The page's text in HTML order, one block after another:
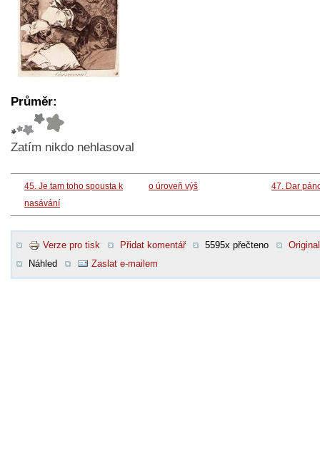
Průměr:
Zatím nikdo nehlasoval
45. Je tam toho spousta k
nasávání
o úroveň výš 47. Dar
Verze pro tisk Přidat komentář 5595x přečteno
Original
Náhled
Zaslat e-mailem